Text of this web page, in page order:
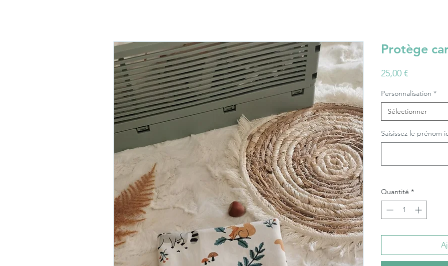
Protège
25,00 €Prix
Personnalisation *
Sélectionner
Saisissez le prénom
Quantité *